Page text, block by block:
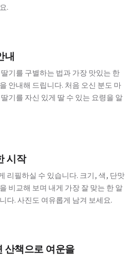
.
내
기를 구별하는 법과 가장 맛있는 한
안내해 드립니다. 처음 오신 분도 마
기를 자신 있게 딸 수 있는 요령을 알
시작
리필하실 수 있습니다. 크기, 색, 단맛
비교해 보며 내게 가장 잘 맞는 한 알
다. 사진도 여유롭게 남겨 보세요.
산책으로 여운을